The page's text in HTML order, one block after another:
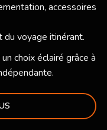
accessoires
du voyage itinérant.
choix éclairé grâce à